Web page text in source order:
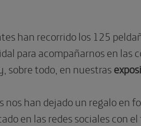
han recorrido los 125
para acompañarnos en las
sobre todo, en nuestras
nos han dejado un regalo en
en las redes sociales con